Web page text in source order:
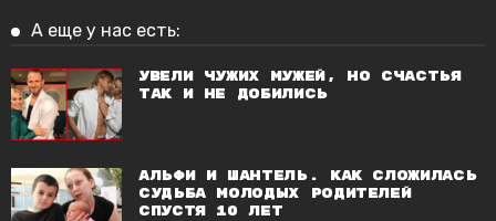
А еще у нас есть:
Увели чужих мужей, но счастья
так и не добились
Альфи и Шантель. Как сложилась
судьба молодых родителей
спустя 10 лет